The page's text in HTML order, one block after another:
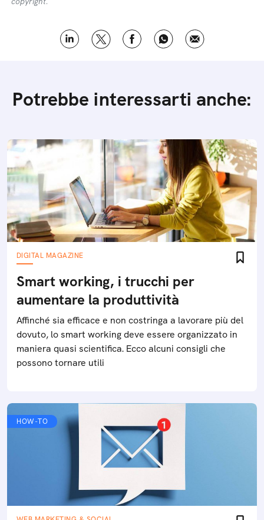
Potrebbe interessarti anche:
DIGITAL MAGAZINE
Smart working, i trucchi per
aumentare la produttività
Affinché sia efficace e non costringa a lavorare più del
dovuto, lo smart working deve essere organizzato in
maniera quasi scientifica. Ecco alcuni consigli che
possono tornare utili
HOW-TO